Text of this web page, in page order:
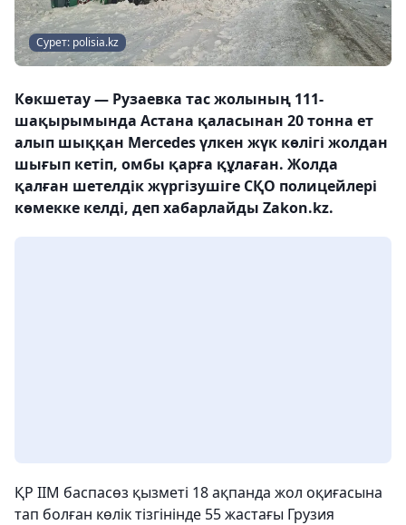
Сурет: polisia.kz
Көкшетау — Рузаевка тас жолының 111-
шақырымында Астана қаласынан 20 тонна ет
алып шыққан Mercedes үлкен жүк көлігі жолдан
шығып кетіп, омбы қарға құлаған. Жолда
қалған шетелдік жүргізушіге СҚО полицейлері
көмекке келді, деп хабарлайды Zakon.kz.
ҚР ІІМ баспасөз қызметі 18 ақпанда жол оқиғасына
тап болған көлік тізгінінде 55 жастағы Грузия